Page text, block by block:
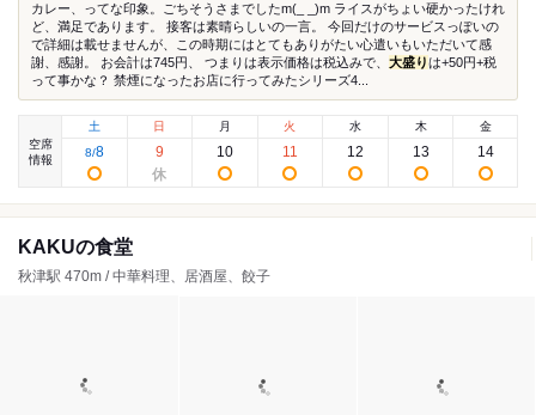
カレー、ってな印象。ごちそうさまでしたm(_ _)m ライスがちょい硬かったけれ
ど、満足であります。 接客は素晴らしいの一言。 今回だけのサービスっぽいの
で詳細は載せませんが、この時期にはとてもありがたい心遣いもいただいて感
謝、感謝。 お会計は745円、 つまりは表示価格は税込みで、 大盛りは+50円+税
って事かな？ 禁煙になったお店に行ってみたシリーズ4...
空席
情報
土
8/8
日
9
月
10
火
11
水
12
木
13
金
14
KAKUの食堂
秋津駅 470m / 中華料理、居酒屋、餃子